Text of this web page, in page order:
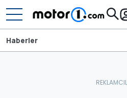
Haberler